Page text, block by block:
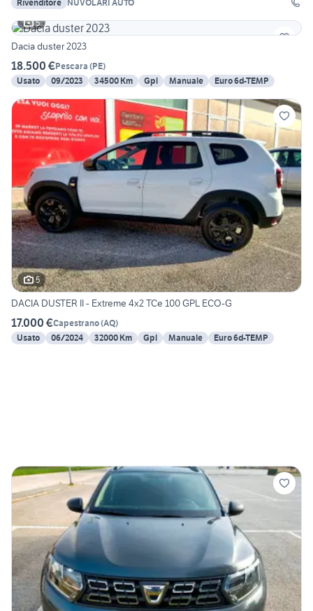
Rivenditore
NUVOLARI AUTO
5
Dacia duster 2023
18.500 €Pescara (PE)
Usato
09/2023 34500 Km Gpl Manuale Euro 6d-TEMP
5
DACIA DUSTER II - Extreme 4x2 TCe 100 GPL ECO-G
17.000 €Capestrano(AQ)
Usato
06/2024 32000 Km Gpl Manuale Euro 6d-TEMP